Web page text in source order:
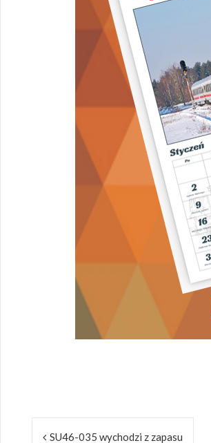
Nawigacja
SU46-035 wychodzi z zapasu